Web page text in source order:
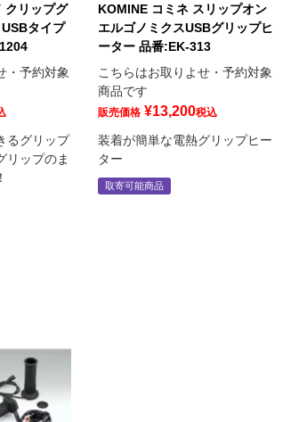
クリップグ
タイプ
・予約対象
るグリップ
ップのま
KOMINE コミネ スリップオン
エルゴノミクスUSBグリップヒ
ーター 品番:EK-313
こちらはお取りよせ・予約対象
商品です
販売価格 ¥13,200税込
装着が簡単な電熱グリップヒー
ター
取寄可能商品